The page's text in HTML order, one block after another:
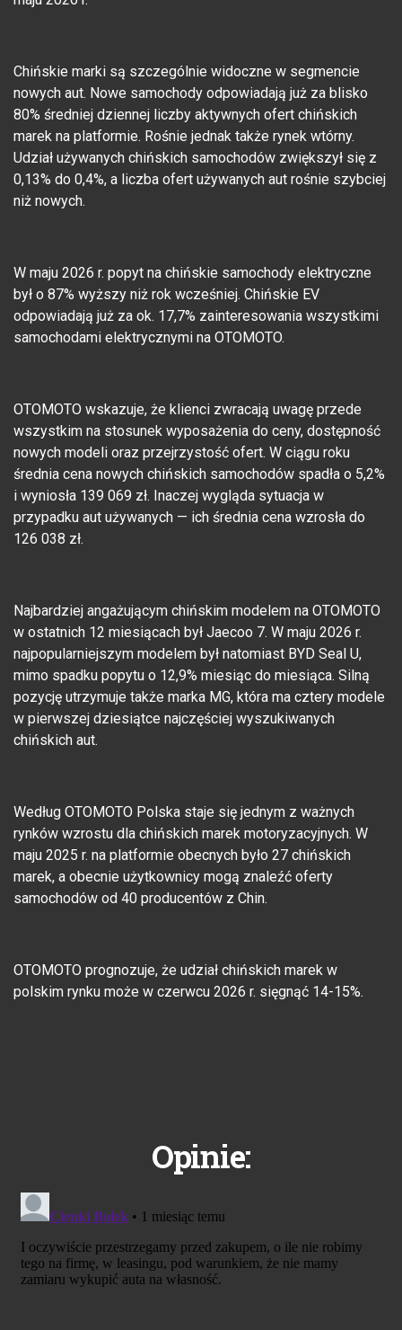
Chińskie marki są szczególnie widoczne w segmencie
nowych aut. Nowe samochody odpowiadają już za blisko
80% średniej dziennej liczby aktywnych ofert chińskich
marek na platformie. Rośnie jednak także rynek wtórny.
Udział używanych chińskich samochodów zwiększył się z
0,13% do 0,4%, a liczba ofert używanych aut rośnie szybciej
niż nowych.
W maju 2026 r. popyt na chińskie samochody elektryczne
był o 87% wyższy niż rok wcześniej. Chińskie EV
odpowiadają już za ok. 17,7% zainteresowania wszystkimi
samochodami elektrycznymi na OTOMOTO.
OTOMOTO wskazuje, że klienci zwracają uwagę przede
wszystkim na stosunek wyposażenia do ceny, dostępność
nowych modeli oraz przejrzystość ofert. W ciągu roku
średnia cena nowych chińskich samochodów spadła o 5,2%
i wyniosła 139 069 zł. Inaczej wygląda sytuacja w
przypadku aut używanych — ich średnia cena wzrosła do
126 038 zł.
Najbardziej angażującym chińskim modelem na OTOMOTO
w ostatnich 12 miesiącach był Jaecoo 7. W maju 2026 r.
najpopularniejszym modelem był natomiast BYD Seal U,
mimo spadku popytu o 12,9% miesiąc do miesiąca. Silną
pozycję utrzymuje także marka MG, która ma cztery modele
w pierwszej dziesiątce najczęściej wyszukiwanych
chińskich aut.
Według OTOMOTO Polska staje się jednym z ważnych
rynków wzrostu dla chińskich marek motoryzacyjnych. W
maju 2025 r. na platformie obecnych było 27 chińskich
marek, a obecnie użytkownicy mogą znaleźć oferty
samochodów od 40 producentów z Chin.
OTOMOTO prognozuje, że udział chińskich marek w
polskim rynku może w czerwcu 2026 r. sięgnąć 14-15%.
Opinie: